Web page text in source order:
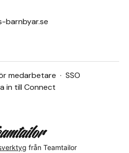
barnbyar.se
medarbetare · SSO
in till Connect
från Teamtailor